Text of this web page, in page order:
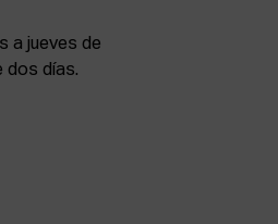
a jueves de
dos días.